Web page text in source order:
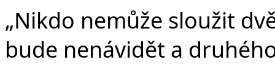
„Nikdo nemůže sloužit
bude nenávidět a